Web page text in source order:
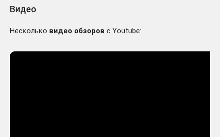
Видео
Несколько видео обзоров с Youtube: